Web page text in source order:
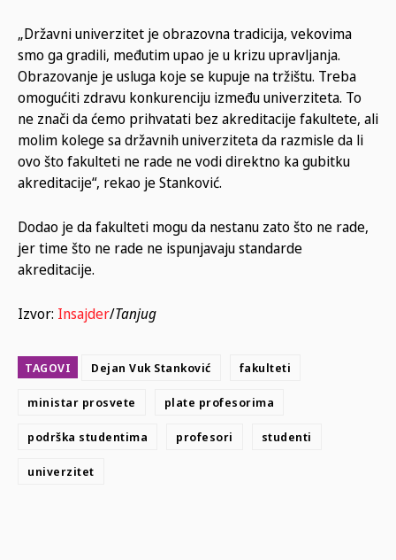
„Državni univerzitet je obrazovna tradicija, vekovima
smo ga gradili, međutim upao je u krizu upravljanja.
Obrazovanje je usluga koje se kupuje na tržištu. Treba
omogućiti zdravu konkurenciju između univerziteta. To
ne znači da ćemo prihvatati bez akreditacije fakultete, ali
molim kolege sa državnih univerziteta da razmisle da li
ovo što fakulteti ne rade ne vodi direktno ka gubitku
akreditacije“, rekao je Stanković.
Dodao je da fakulteti mogu da nestanu zato što ne rade,
jer time što ne rade ne ispunjavaju standarde
akreditacije.
Izvor: Insajder/Tanjug
TAGOVI Dejan Vuk Stanković fakulteti
ministar prosvete plate profesorima
podrška studentima profesori studenti
univerzitet